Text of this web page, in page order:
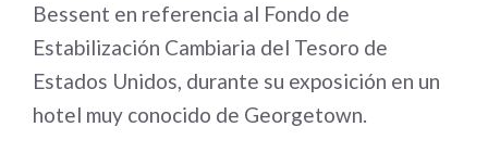
Bessent en referencia al Fondo de
Estabilización Cambiaria del Tesoro de
Estados Unidos, durante su exposición en un
hotel muy conocido de Georgetown.